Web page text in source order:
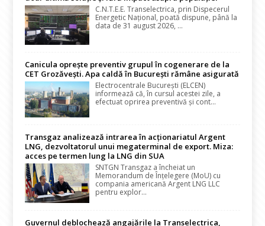
C.N.T.E.E. Transelectrica, prin Dispecerul
Energetic Național, poată dispune, până la
data de 31 august 2026, ...
Canicula oprește preventiv grupul în cogenerare de la
CET Grozăvești. Apa caldă în București rămâne asigurată
Electrocentrale București (ELCEN)
informează că, în cursul acestei zile, a
efectuat oprirea preventivă și cont...
Transgaz analizează intrarea în acționariatul Argent
LNG, dezvoltatorul unui megaterminal de export. Miza:
acces pe termen lung la LNG din SUA
SNTGN Transgaz a încheiat un
Memorandum de Înțelegere (MoU) cu
compania americană Argent LNG LLC
pentru explor...
Guvernul deblochează angajările la Transelectrica,